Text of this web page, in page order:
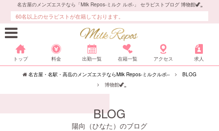
名古屋のメンズエステなら「Milk Repos-ミルク ルポ-」 セラピストブログ 博物館🦖⸒⸒
60名以上のセラピストが在籍しております。
トップ 料金 出勤一覧 在籍一覧 アクセス 求人
名古屋・名駅・高岳のメンズエステならMilk Repos-ミルクルポ--
BLOG
博物館🦖⸒⸒
BLOG
陽向（ひなた）のブログ